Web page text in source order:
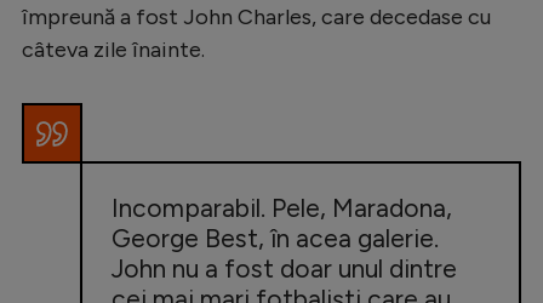
Clasamente
Handbal
Natație
împreună a fost John Charles, care decedase cu
câteva zile înainte.
Incomparabil. Pele, Maradona,
George Best, în acea galerie.
John nu a fost doar unul dintre